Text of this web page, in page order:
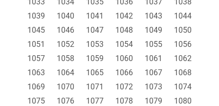
1039
1040 1041 1042 1043
1044
1045
1046 1047 1048 1049
1050
1051
1052 1053 1054 1055
1056
1057
1058 1059 1060 1061
1062
1063
1064 1065 1066 1067
1068
1069
1070 1071 1072 1073
1074
1075
1076 1077 1078 1079
1080